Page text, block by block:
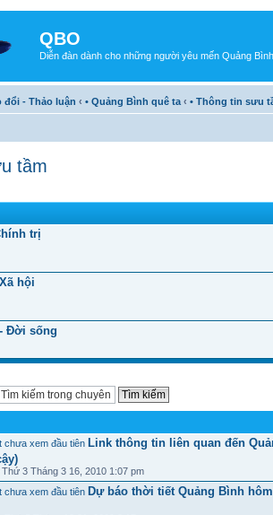
QBO
Diễn đàn dành cho những người yêu mến Quảng Bình
đổi - Thảo luận ‹ • Quảng Bình quê ta ‹ • Thông tin sưu
tầm
trị
hội
Đời sống
Link thông tin liên quan đến
Thứ 3 Tháng 3 16, 2010 1:07 pm
Dự báo thời tiết Quảng Bình